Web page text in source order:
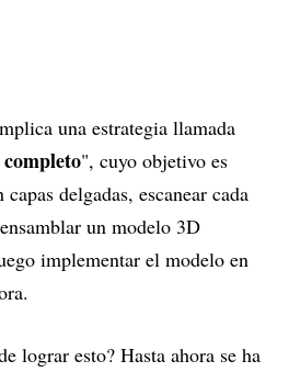
una estrategia llamada
", cuyo objetivo es
delgadas, escanear cada
un modelo 3D
implementar el modelo en
lograr esto? Hasta ahora se ha